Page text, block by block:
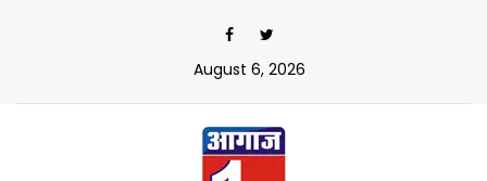
August 6, 2026